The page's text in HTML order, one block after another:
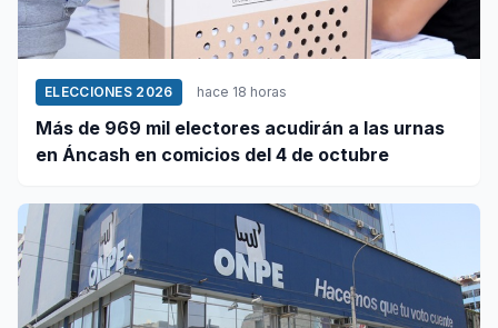
ELECCIONES 2026 hace 18 horas
Más de 969 mil electores acudirán a las urnas
en Áncash en comicios del 4 de octubre